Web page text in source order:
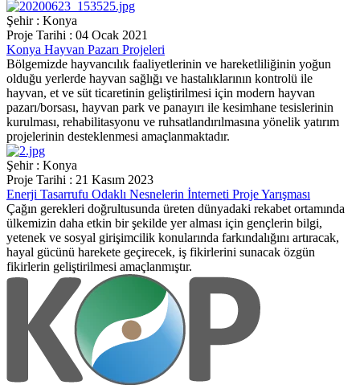
Şehir : Konya
Proje Tarihi : 04 Ocak 2021
Konya Hayvan Pazarı Projeleri
Bölgemizde hayvancılık faaliyetlerinin ve hareketliliğinin yoğun
olduğu yerlerde hayvan sağlığı ve hastalıklarının kontrolü ile
hayvan, et ve süt ticaretinin geliştirilmesi için modern hayvan
pazarı/borsası, hayvan park ve panayırı ile kesimhane tesislerinin
kurulması, rehabilitasyonu ve ruhsatlandırılmasına yönelik yatırım
projelerinin desteklenmesi amaçlanmaktadır.
Şehir : Konya
Proje Tarihi : 21 Kasım 2023
Enerji Tasarrufu Odaklı Nesnelerin İnterneti Proje Yarışması
Çağın gerekleri doğrultusunda üreten dünyadaki rekabet ortamında
ülkemizin daha etkin bir şekilde yer alması için gençlerin bilgi,
yetenek ve sosyal girişimcilik konularında farkındalığını artıracak,
hayal gücünü harekete geçirecek, iş fikirlerini sunacak özgün
fikirlerin geliştirilmesi amaçlanmıştır.